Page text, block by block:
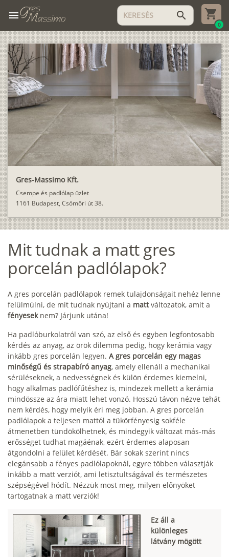
menu search
0
Gres-Massimo Kft.
Csempe és padlólap üzlet
1161 Budapest, Csömöri út 38.
Mit tudnak a matt gres
porcelán padlólapok?
A gres porcelán padlólapok remek tulajdonságait nehéz lenne
felülmúlni, de mit tudnak nyújtani a mattváltozatok, amit a
fényeseknem? Járjunk utána!
Ha padlóburkolatról van szó, az első és egyben legfontosabb
kérdés az anyag, az örök dilemma pedig, hogy kerámia vagy
inkább gres porcelán legyen. A gres porcelán egy magas
minőségű és strapabíró anyag, amely ellenáll a mechanikai
sérüléseknek, a nedvességnek és külön érdemes kiemelni,
hogy alkalmas padlófűtéshez is, mindezek mellett a kerámia
mindössze az ára miatt lehet vonzó. Hosszú távon nézve tehát
nem kérdés, hogy melyik éri meg jobban. A gres porcelán
padlólapok a teljesen mattól a tükörfényesig sokféle
átmenetben tündökölhetnek, és mindegyik változat más-más
erősséget tudhat magáénak, ezért érdemes alaposan
átgondolni a felület kérdését. Bár sokak szerint nincs
elegánsabb a fényes padlólapoknál, egyre többen választják
inkább a matt verziót, ami letisztultságával és természetes
szépségével hódít. Nézzük most meg, milyen előnyöket
tartogatnak a matt verziók!
Ez áll a
különleges
látvány mögött